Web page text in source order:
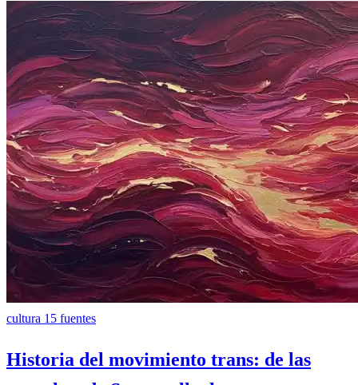
cultura 15 fuentes
Historia del movimiento trans: de las